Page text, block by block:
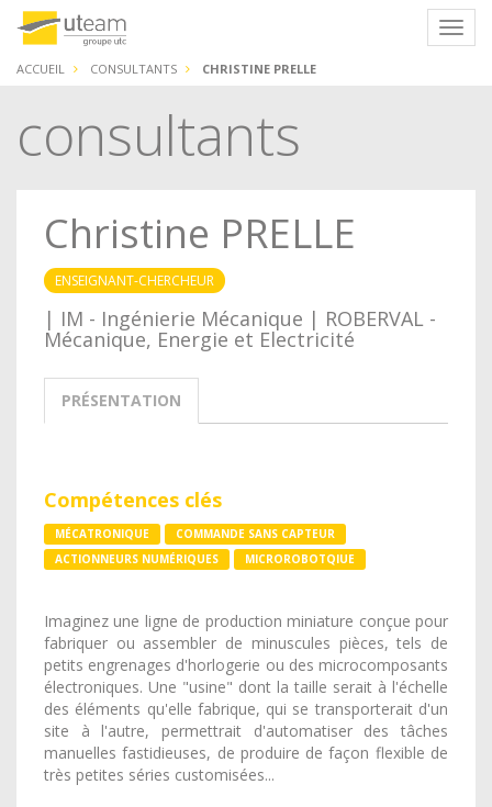
ACCUEIL CONSULTANTS CHRISTINE PRELLE
consultants
Christine PRELLE
ENSEIGNANT-CHERCHEUR
| IM - Ingénierie Mécanique | ROBERVAL -
Mécanique, Energie et Electricité
PRÉSENTATION
Compétences clés
MÉCATRONIQUE
COMMANDE SANS CAPTEUR
ACTIONNEURS NUMÉRIQUES
MICROROBOTQIUE
Imaginez une ligne de production miniature conçue pour
fabriquer ou assembler de minuscules pièces, tels de
petits engrenages d'horlogerie ou des microcomposants
électroniques. Une "usine" dont la taille serait à l'échelle
des éléments qu'elle fabrique, qui se transporterait d'un
site à l'autre, permettrait d'automatiser des tâches
manuelles fastidieuses, de produire de façon flexible de
très petites séries customisées...
Panneau de gestion des cookies